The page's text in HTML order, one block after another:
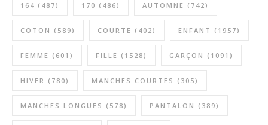
164 (487) 170 (486) AUTOMNE (742)
COTON (589) COURTE (402) ENFANT (1957)
FEMME (601) FILLE (1528) GARÇON (1091)
HIVER (780) MANCHES COURTES (305)
MANCHES LONGUES (578) PANTALON (389)